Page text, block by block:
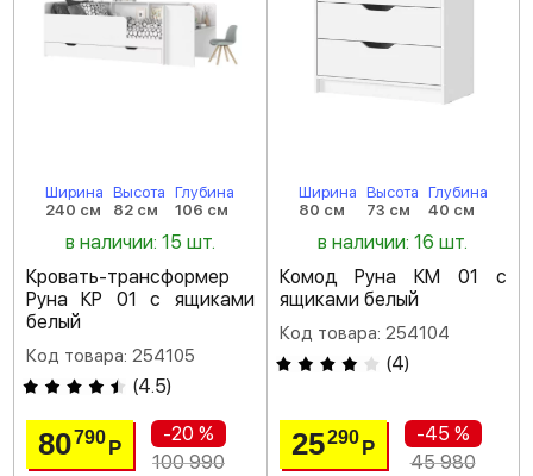
Ширина
240 см
Высота
82 см
Глубина
106 см
в наличии: 15 шт.
Кровать-трансформер
Руна КР 01 с ящиками
белый
Код товара: 254105
(4.5)
80790 Р
-20 %
100 990
Ширина
80 см
Высота
73 см
Глубина
40 см
в наличии: 16 шт.
Комод Руна КМ 01 с
ящиками белый
Код товара: 254104
(4)
25290 Р
-45 %
45 980